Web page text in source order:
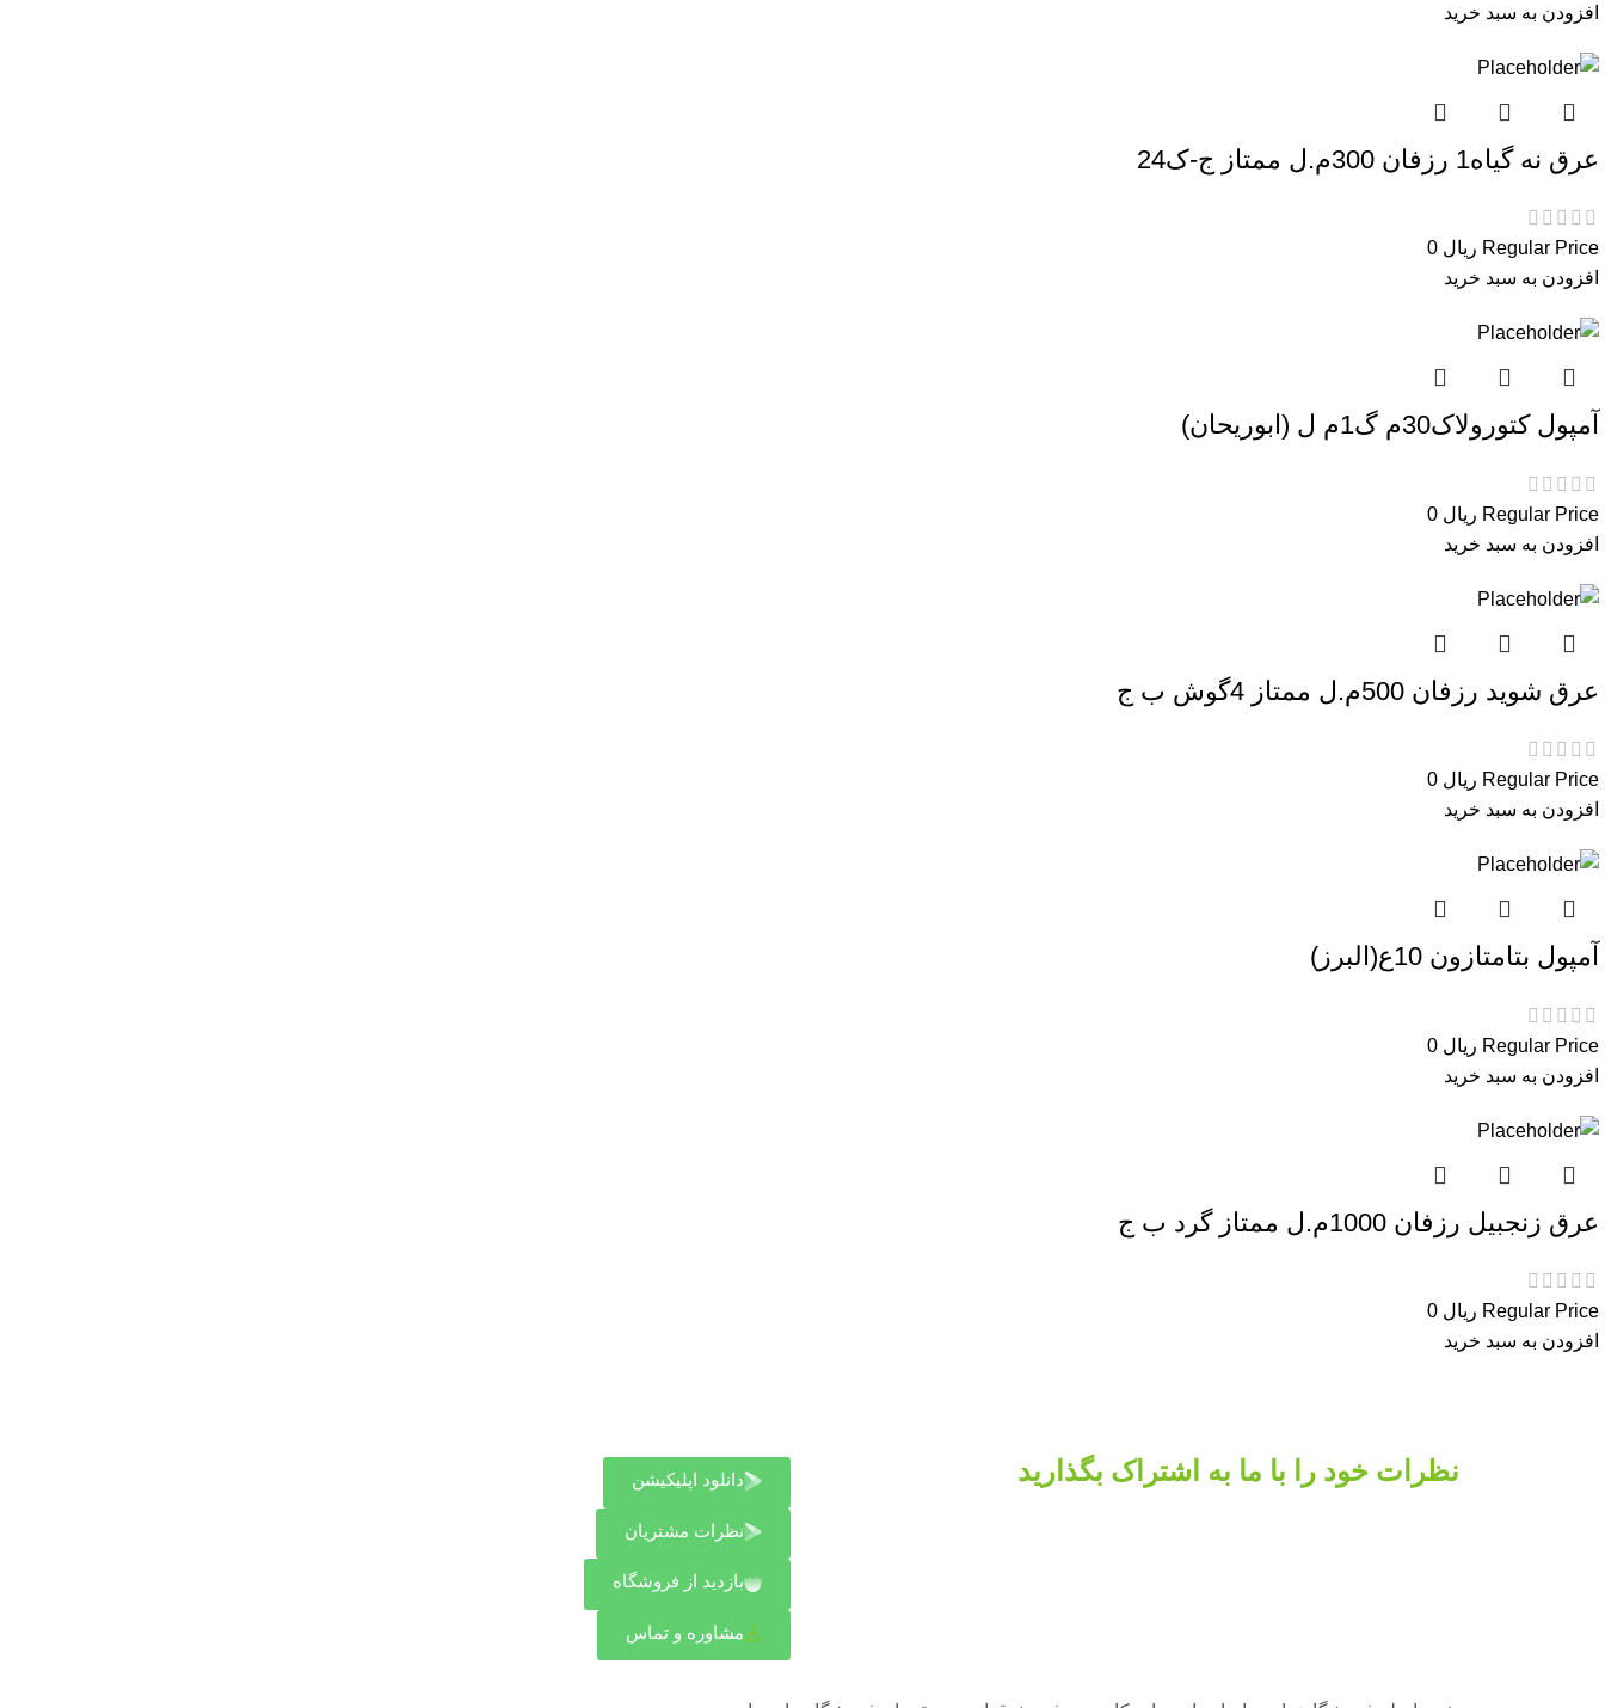
افزودن به سبد خرید
عرق نه گیاه1 رزفان 300م.ل ممتاز ج-ک24
Regular Price ریال
افزودن به سبد خرید
آمپول کتورولاک30م گ1م ل (ابوریحان)
Regular Price ریال
افزودن به سبد خرید
عرق شوید رزفان 500م.ل ممتاز 4گوش ب ج
Regular Price ریال
افزودن به سبد خرید
آمپول بتامتازون 10ع(البرز)
Regular Price ریال
افزودن به سبد خرید
عرق زنجبیل رزفان 1000م.ل ممتاز گرد ب ج
Regular Price ریال
افزودن به سبد خرید
نظرات خود را با ما به اشتراک بگذارید دانلود اپلیکیشن
نظرات مشتریان
بازدید از فروشگاه
مشاوره و تماس